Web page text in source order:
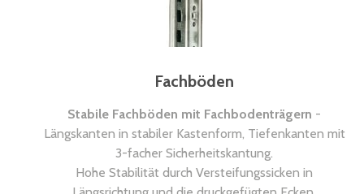
Fachböden
Stabile Fachböden mit Fachbodenträgern -
Längskanten in stabiler Kastenform, Tiefenkanten mit
3-facher Sicherheitskantung.
Hohe Stabilität durch Versteifungssicken in